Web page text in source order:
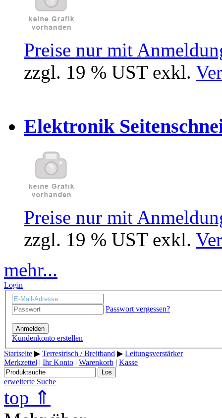
Preise nur mit
zzgl. 19 % UST exkl.
Elektronik
Preise nur mit
zzgl. 19 % UST exkl.
mehr...
Login
Passwort vergessen?
Anmelden
Kundenkonto erstellen
Startseite ▶ Terrestrisch / Breitband ▶ Leitungsverstärker
Merkzettel | Ihr Konto | Warenkorb | Kasse
Los
erweiterte Suche
top ⇑